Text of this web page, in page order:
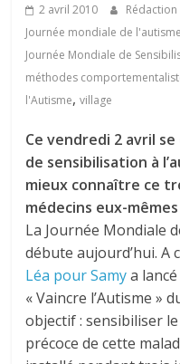
2 avril 2010 Rédaction
Journée mondiale de l'autisme
Journée Mondiale de
méthodes
l'Autisme,village
Ce vendredi 2 avril
de sensibilisation à
mieux connaître ce
médecins eux-
La Journée Mondiale
débute aujourd’hui. A
Léa pour Samya
« Vaincre l’Autisme »
objectif : sensibiliser
précoce de cette